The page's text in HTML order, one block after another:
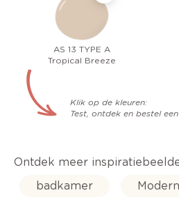
AS 13 TYPE A
Tropical Breeze
Klik op de kleuren:
Test, ontdek en bestel
Ontdek meer
badkamer
Modern